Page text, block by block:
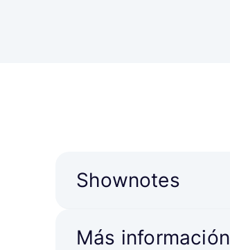
Shownotes
Más información